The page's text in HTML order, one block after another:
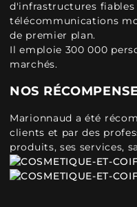
d'infrastructures fiables
télécommunications
de premier plan.
Il emploie 300 000
marchés.
NOS
Marionnaud a été
clients et par des
produits, ses services,